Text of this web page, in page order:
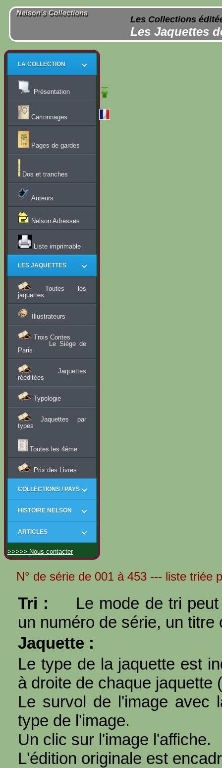
Les Collections
Les Jaquettes
LA COLLECTION
Présentation
Cartonnages
Pages de gardes
Dos et tranches
Auteurs
Nelson Adresses
Liste imprimable
LES JAQUETTES
Toutes les
jaquettes
Illustrateurs
Trois Contes
Le Siège de
Paris
Jaquettes
rééditées
Typologie
Jaquettes par
types
Toutes les 4ème
Prix des Livres
COLLECTIONS / PAYS
HISTOIRE NELSON
ARTICLES
>>>>> Nous contacter
N° de série de 001 à 453 --- liste triée
Tri :
Le mode de tri
un numéro de série, un titre
Jaquette :
Le type de la jaquette est
à droite de chaque jaquette (
Le survol de l'image avec
type de l'image.
Un clic sur l'image l'affiche.
L'édition originale est